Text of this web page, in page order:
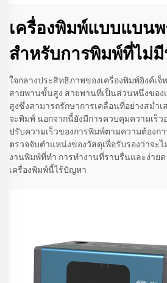
เครื่องพิมพ์แบบแบน
สำหรับการพิมพ์ที่ไม่
ใจกลางประสิทธิภาพของเครื่องพิมพ์อิงค์เ
สายพานขั้นสูง สายพานที่เป็นส่วนหนึ่งขอ
สูงซึ่งสามารถรักษาการเคลื่อนที่อย่างสม่ำ
จะพิมพ์ นอกจากนี้ยังมีการควบคุมความเร็
ปรับความเร็วของการพิมพ์ตามความต้องก
ตรวจจับตำแหน่งของวัสดุเพื่อรับรองว่าจะ
งานพิมพ์ที่ทำ การทำงานที่ราบรื่นและง่าย
เครื่องพิมพ์นี้ไร้ปัญหา